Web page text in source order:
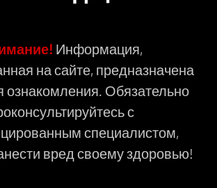
Информация,
на сайте, предназначена
ознакомления. Обязательно
с
специалистом,
вред своему здоровью!